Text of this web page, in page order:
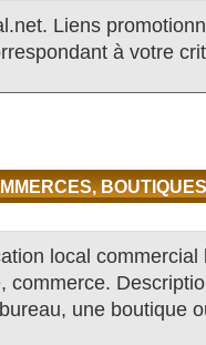
Liens
à votre
BOUTIQUES
local commercial
commerce.
une boutique